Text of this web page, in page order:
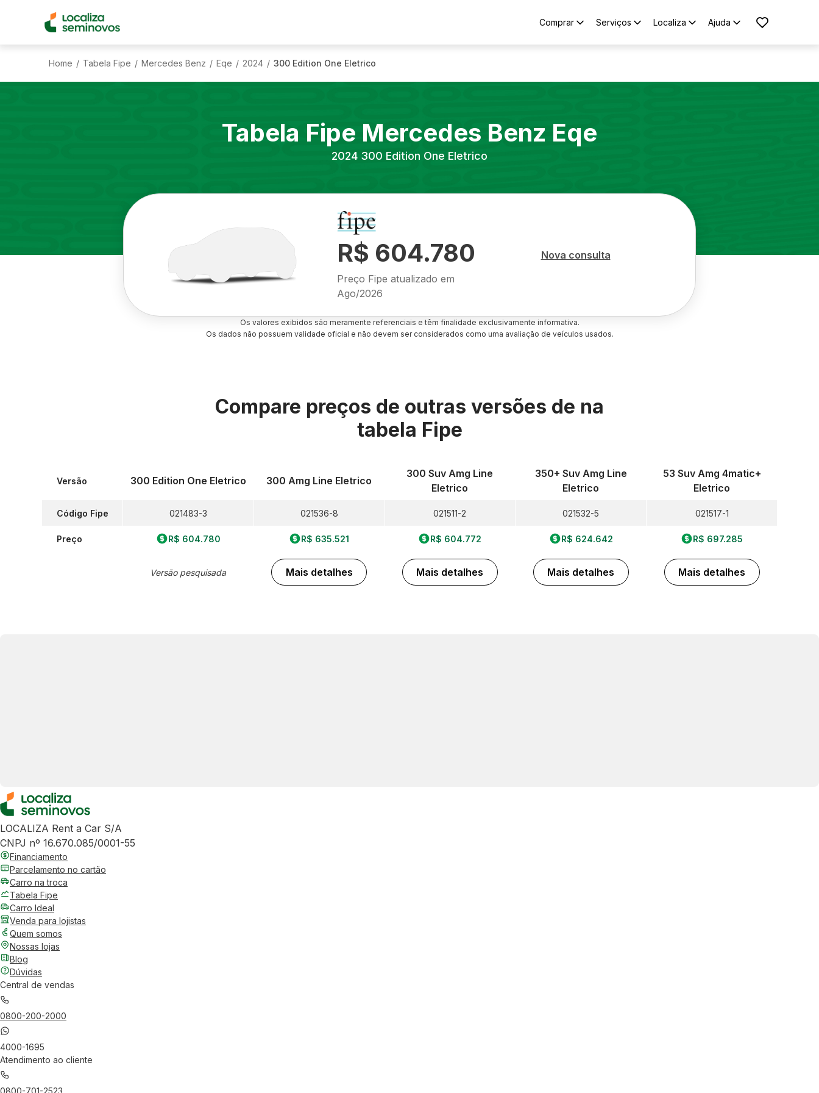
Comprar Serviços Localiza Ajuda
Home / Tabela Fipe / Mercedes Benz / Eqe / 2024 / 300 Edition One Eletrico
Tabela Fipe Mercedes Benz Eqe
2024 300 Edition One Eletrico
R$ 604.780
Preço Fipe atualizado em
Ago/2026
Nova consulta
Os valores exibidos são meramente referenciais e têm finalidade exclusivamente informativa.
Os dados não possuem validade oficial e não devem ser considerados como uma avaliação de veículos usados.
Compare preços de outras versões de na
tabela Fipe
Versão
Código Fipe
Preço
300 Edition One Eletrico
021483-3
R$ 604.780
Versão pesquisada
300 Amg Line Eletrico
021536-8
R$ 635.521
Mais detalhes
300 Suv Amg Line
Eletrico
021511-2
R$ 604.772
Mais detalhes
350+ Suv Amg Line
Eletrico
021532-5
R$ 624.642
Mais detalhes
53 Suv Amg 4matic+
Eletrico
021517-1
R$ 697.285
Mais detalhes
LOCALIZA Rent a Car S/A
CNPJ nº 16.670.085/0001-55
Financiamento
Parcelamento no cartão
Carro na troca
Tabela Fipe
Carro Ideal
Venda para lojistas
Quem somos
Nossas lojas
Blog
Dúvidas
Central de vendas
0800-200-2000
4000-1695
Atendimento ao cliente
0800-701-2523